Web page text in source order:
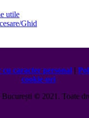
utile
Ghid
caracter personal |
cookie-uri
©️2021. Toate